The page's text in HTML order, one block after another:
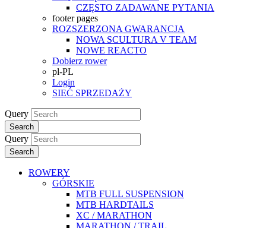
CZĘSTO ZADAWANE PYTANIA
footer pages
ROZSZERZONA GWARANCJA
NOWA SCULTURA V TEAM
NOWE REACTO
Dobierz rower
pl-PL
Login
SIEĆ SPRZEDAŻY
Query
Search
Query
Search
ROWERY
GÓRSKIE
MTB FULL SUSPENSION
MTB HARDTAILS
XC / MARATHON
MARATHON / TRAIL